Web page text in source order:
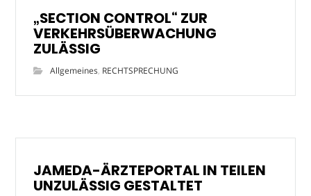
„SECTION CONTROL“ ZUR
VERKEHRSÜBERWACHUNG
ZULÄSSIG
Allgemeines, RECHTSPRECHUNG
JAMEDA-ÄRZTEPORTAL IN TEILEN
UNZULÄSSIG GESTALTET